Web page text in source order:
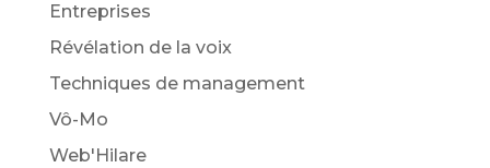
Entreprises
Révélation de la voix
Techniques de management
Vô-Mo
Web'Hilare